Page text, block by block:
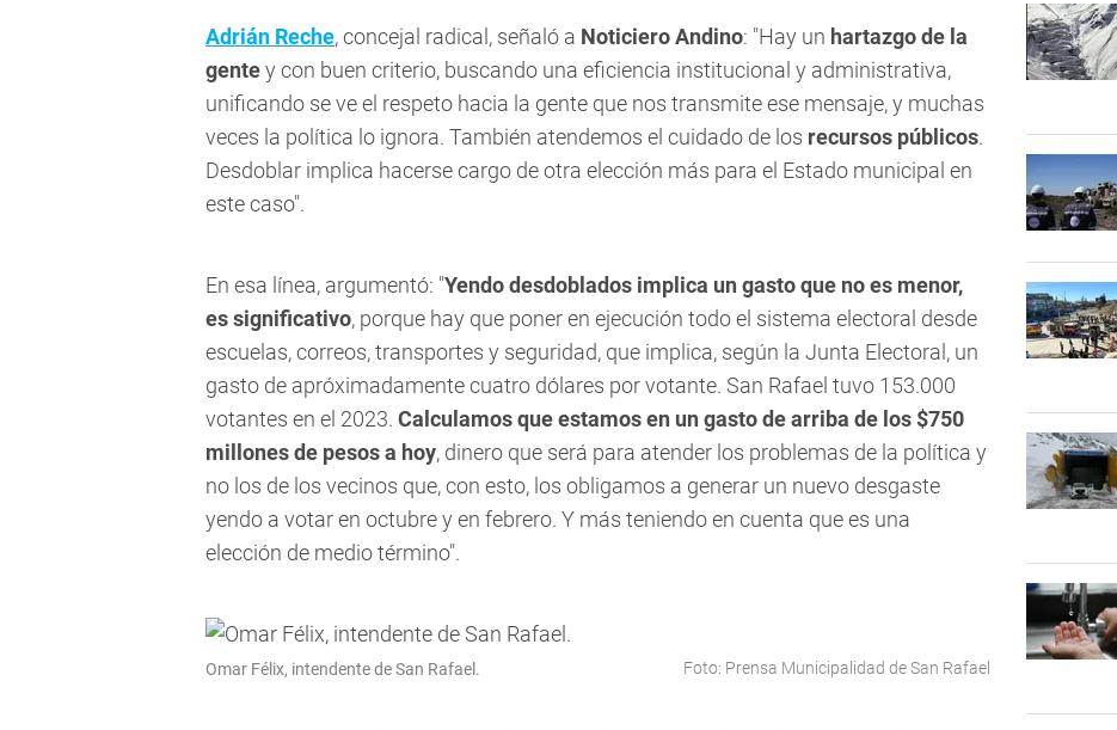
Adrián Reche, concejal radical, señaló a Noticiero Andino: "Hay un hartazgo de la
gentey con buen criterio, buscando una eficiencia institucional y administrativa,
unificando se ve el respeto hacia la gente que nos transmite ese mensaje, y muchas
veces la política lo ignora. También atendemos el cuidado de los recursos públicos.
Desdoblar implica hacerse cargo de otra elección más para el Estado municipal en
este caso".
En esa línea, argumentó: "Yendo desdoblados implica un gasto que no es menor,
es significativo, porque hay que poner en ejecución todo el sistema electoral desde
escuelas, correos, transportes y seguridad, que implica, según la Junta Electoral, un
gasto de apróximadamente cuatro dólares por votante. San Rafael tuvo 153.000
votantes en el 2023. Calculamos que estamos en un gasto de arriba de los $750
millones de pesos a hoy, dinero que será para atender los problemas de la política y
no los de los vecinos que, con esto, los obligamos a generar un nuevo desgaste
yendo a votar en octubre y en febrero. Y más teniendo en cuenta que es una
elección de medio término".
Omar Félix, intendente de San Rafael. Foto: Prensa Municipalidad de San Rafael